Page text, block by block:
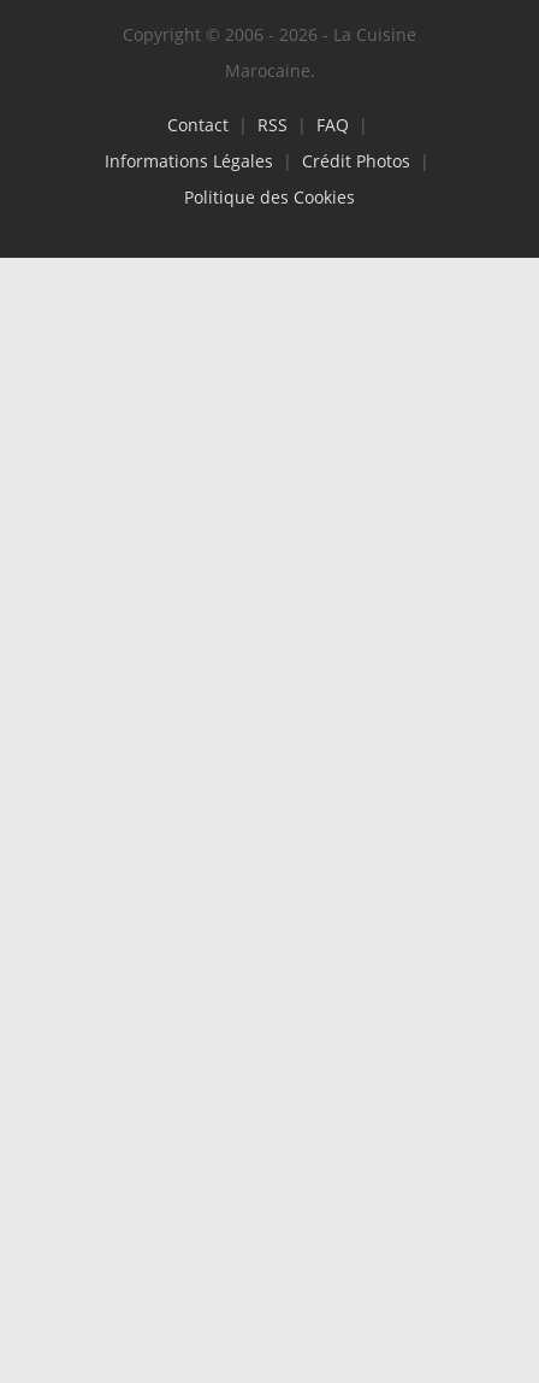
Copyright © 2006 - 2026 - La Cuisine
Marocaine.
Contact| RSS | FAQ |
Informations Légales | Crédit Photos |
Politique des Cookies